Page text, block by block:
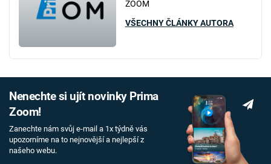
ZOOM
VŠECHNY ČLÁNKY AUTORA
Nenechte si ujít novinky Prima
Zoom!
Zanechte nám svůj e-mail a 1x týdně vás
upozorníme na to nejnovější a nejlepší z
našeho webu.